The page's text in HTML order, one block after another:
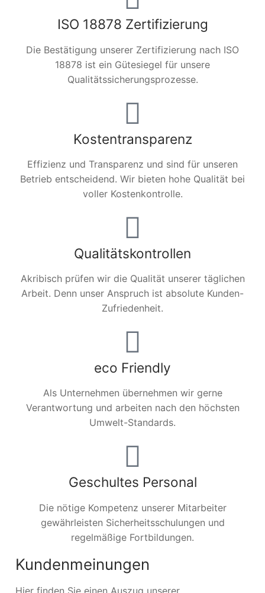
ISO 18878 Zertifizierung
Die Bestätigung unserer Zertifizierung nach ISO
18878 ist ein Gütesiegel für unsere
Qualitätssicherungsprozesse.
Kostentransparenz
Effizienz und Transparenz und sind für unseren
Betrieb entscheidend. Wir bieten hohe Qualität bei
voller Kostenkontrolle.
Qualitätskontrollen
Akribisch prüfen wir die Qualität unserer täglichen
Arbeit. Denn unser Anspruch ist absolute Kunden-
Zufriedenheit.
eco Friendly
Als Unternehmen übernehmen wir gerne
Verantwortung und arbeiten nach den höchsten
Umwelt-Standards.
Geschultes Personal
Die nötige Kompetenz unserer Mitarbeiter
gewährleisten Sicherheitsschulungen und
regelmäßige Fortbildungen.
Kundenmeinungen
Hier finden Sie einen Auszug unserer